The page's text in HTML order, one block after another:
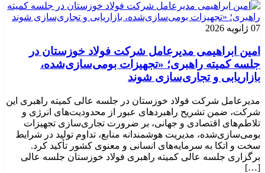
07 ژانویه 2026
امین ابراهیمی مدیرعامل شرکت فولاد خوزستان در
جلسه کمیته راهبری؛ «تجهیزات بومی‌سازی‌شده،
بازاریابی و تجاری‌سازی شوند
مدیرعامل شرکت فولاد خوزستان در جلسه عالی کمیته راهبری این
شرکت، ضمن تشریح راهبردهای عبور از محدودیت‌های انرژی و
تلاطم‌های اقتصادی و جهانی، بر ضرورت تجاری‌سازی تجهیزات
بومی‌سازی‌شده، مدیریت هوشمندانه منابع، تداوم تولید در شرایط
سخت و اتکا به سرمایه‌های انسانی و معنوی کشور تأکید کرد.
برگزاری جلسه عالی کمیته راهبری فولاد خوزستان جلسه عالی
[…]